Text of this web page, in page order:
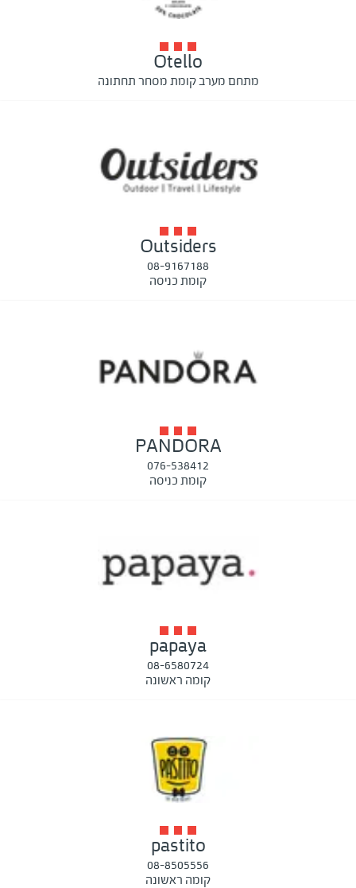
Otello
מתחם מערב קומת מסחר תחתונה
Outsiders
08-9167188
קומת כניסה
PANDORA
076-538412
קומת כניסה
papaya
08-6580724
קומה ראשונה
pastito
08-8505556
קומה ראשונה